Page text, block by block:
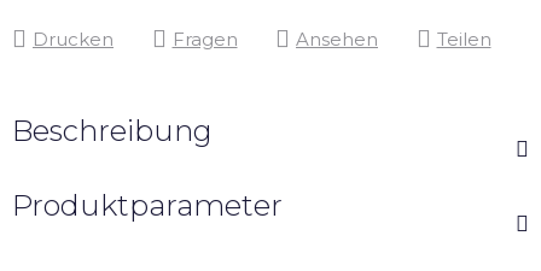
Drucken Fragen Ansehen Teilen
Beschreibung
Produktparameter